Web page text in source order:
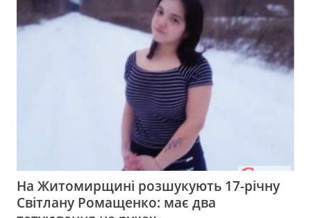
На Житомирщині розшукують 17-річну
Світлану Ромащенко: має два